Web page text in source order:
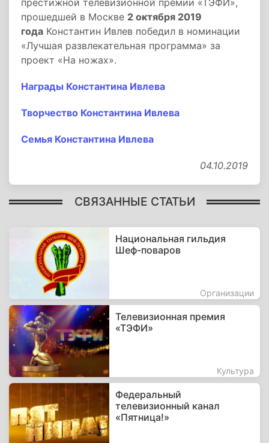
престижной телевизионной премии «ТЭФИ»,
прошедшей в Москве 2 октября 2019
года Константин Ивлев победил в номинации
«Лучшая развлекательная программа» за
проект «На ножах».
Награды Константина Ивлева
Творчество Константина Ивлева
Семья Константина Ивлева
04.10.2019
СВЯЗАННЫЕ СТАТЬИ
Национальная гильдия
Шеф-поваров
Организации
Телевизионная премия
«ТЭФИ»
Культура
Федеральный
телевизионный канал
«Пятница!»